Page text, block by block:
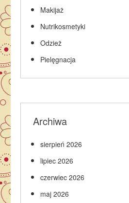
Makijaż
Nutrikosmetyki
Odzież
Pielęgnacja
Archiwa
sierpień 2026
lipiec 2026
czerwiec 2026
maj 2026